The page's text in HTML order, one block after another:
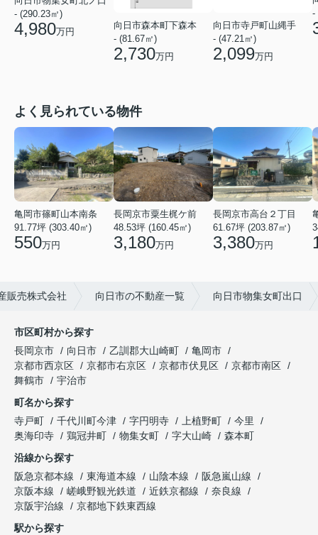
- (290.23㎡)
4,980万円
向日市森本町下森本
- (81.67㎡)
2,730万円
向日市寺戸町山縄手
- (47.21㎡)
2,099万円
-
よく見られている物件
亀岡市篠町山本南条
91.77坪 (303.40㎡)
550万円
長岡京市粟生梶ケ前
48.53坪 (160.45㎡)
3,180万円
長岡京市高台２丁目
61.67坪 (203.87㎡)
3,380万円
販売株式会社 向日市の不動産一覧 向日市物集女町出口
市区町村から探す
長岡京市
向日市 乙訓郡大山崎町
亀岡市
京都市西京区
京都市右京区 京都市伏見区
京都市南区
舞鶴市
宇治市
町名から探す
寺戸町
千代川町今津 字円明寺 上植野町
今里
奥海印寺
鶏冠井町 物集女町 字大山崎
森本町
沿線から探す
阪急京都本線
東海道本線 山陰本線
阪急嵐山線
京阪本線
嵯峨野観光鉄道 近鉄京都線
奈良線
京阪宇治線
京都地下鉄東西線
駅から探す